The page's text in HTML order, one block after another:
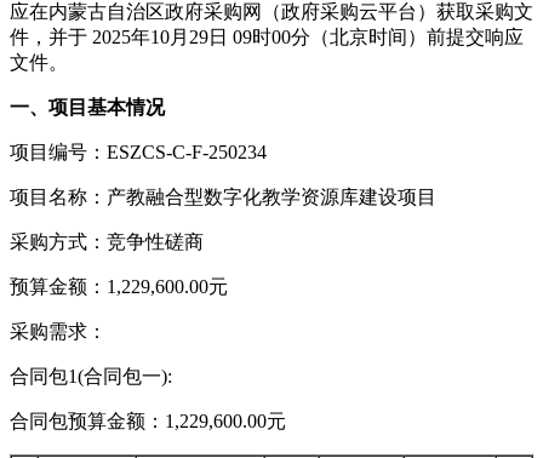
应在内蒙古自治区政府采购网（政府采购云平台）获取采购文
件，并于 2025年10月29日 09时00分（北京时间）前提交响应
文件。
一、项目基本情况
项目编号：ESZCS-C-F-250234
项目名称：产教融合型数字化教学资源库建设项目
采购方式：竞争性磋商
预算金额：1,229,600.00元
采购需求：
合同包1(合同包一):
合同包预算金额：1,229,600.00元